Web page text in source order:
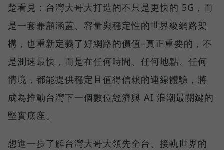
楚看見：台灣大哥大打造的不只是更快的 5G，而
是一套兼顧涵蓋、容量與穩定性的世界級網路架
構，也重新定義了好網路的價值–真正重要的，不
是測速最快，而是在任何時間、任何地點、任何
情境，都能提供穩定且值得信賴的連線體驗，將
成為推動台灣下一個數位經濟與 AI 浪潮最關鍵的
堅實底座。
想進一步了解台灣大哥大領先全台、接軌世界的